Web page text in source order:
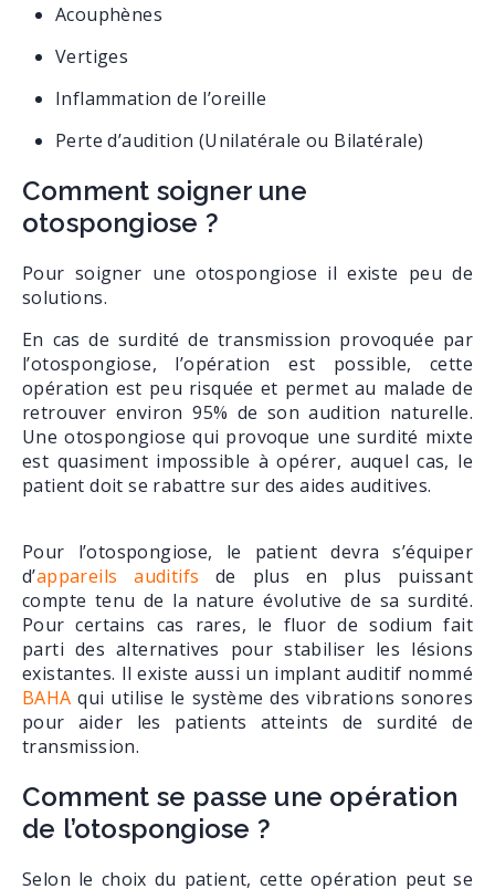
Acouphènes
Vertiges
Inflammation de l’oreille
Perte d’audition (Unilatérale ou Bilatérale)
Comment soigner une
otospongiose ?
Pour soigner une otospongiose il existe peu de
solutions.
En cas de surdité de transmission provoquée par
l’otospongiose, l’opération est possible, cette
opération est peu risquée et permet au malade de
retrouver environ 95% de son audition naturelle.
Une otospongiose qui provoque une surdité mixte
est quasiment impossible à opérer, auquel cas, le
patient doit se rabattre sur des aides auditives.
Pour l’otospongiose, le patient devra s’équiper
d’appareils auditifs de plus en plus puissant
compte tenu de la nature évolutive de sa surdité.
Pour certains cas rares, le fluor de sodium fait
parti des alternatives pour stabiliser les lésions
existantes. Il existe aussi un implant auditif nommé
BAHA qui utilise le système des vibrations sonores
pour aider les patients atteints de surdité de
transmission.
Comment se passe une opération
de l’otospongiose ?
Selon le choix du patient, cette opération peut se